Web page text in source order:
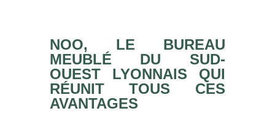
NOO, LE BUREAU
MEUBLÉ DU SUD-
OUEST LYONNAIS QUI
RÉUNIT TOUS CES
AVANTAGES